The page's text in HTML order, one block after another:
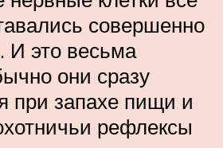
совершенно
И это весьма
они сразу
при запахе пищи и
рефлексы